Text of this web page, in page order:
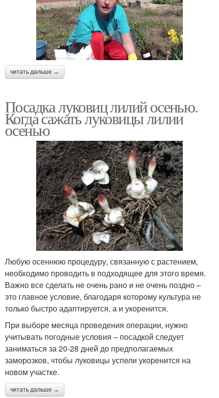
читать дальше →
Посадка луковиц лилий осенью.
Когда сажать луковицы лилии
осенью
Любую осеннюю процедуру, связанную с растением,
необходимо проводить в подходящее для этого время.
Важно все сделать не очень рано и не очень поздно –
это главное условие, благодаря которому культура не
только быстро адаптируется, а и укоренится.
При выборе месяца проведения операции, нужно
учитывать погодные условия – посадкой следует
заниматься за 20-28 дней до предполагаемых
заморозков, чтобы луковицы успели укоренится на
новом участке.
читать дальше →